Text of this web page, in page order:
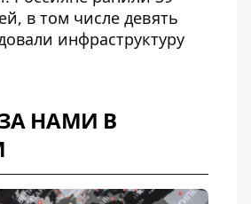
в том числе девять
инфраструктуру
НАМИ В